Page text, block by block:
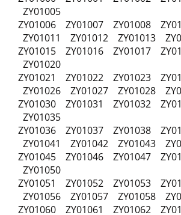
ZY01005
ZY01006 ZY01007 ZY01008
ZY01011 ZY01012 ZY01013
ZY01015 ZY01016 ZY01017
ZY01020
ZY01021 ZY01022 ZY01023
ZY01026 ZY01027 ZY01028
ZY01030 ZY01031 ZY01032
ZY01035
ZY01036 ZY01037 ZY01038
ZY01041 ZY01042 ZY01043
ZY01045 ZY01046 ZY01047
ZY01050
ZY01051 ZY01052 ZY01053
ZY01056 ZY01057 ZY01058
ZY01060 ZY01061 ZY01062